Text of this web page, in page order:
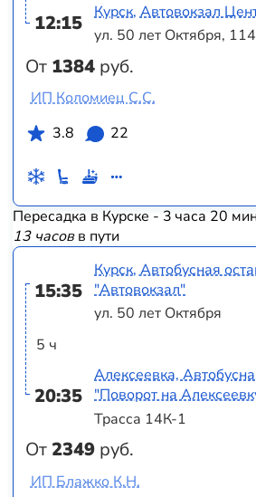
12:15
От 1384 руб.
Курск, Автовокзал
ул. 50 лет Октября, 114
ИП Коломиец С.С.
3.8
22
Пересадка в Курске - 3 часа 20
13 часовв пути
15:35
5 ч
20:35
От2349 руб.
Курск, Автобусная
"Автовокзал"
ул. 50 лет Октября
Алексеевка,
"Поворот на
Трасса 14К-1
ИП Блажко К.Н.